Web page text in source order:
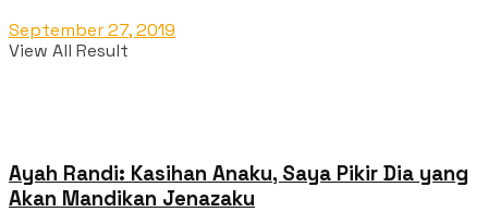
View All Result
September 27, 2019
Ayah Randi: Kasihan Anaku, Saya Pikir Dia yang
Akan Mandikan Jenazaku